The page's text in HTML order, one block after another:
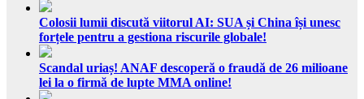
Colosii lumii discută viitorul AI: SUA și China își unesc
forțele pentru a gestiona riscurile globale!
Scandal uriaș! ANAF descoperă o fraudă de 26 milioane
lei la o firmă de lupte MMA online!